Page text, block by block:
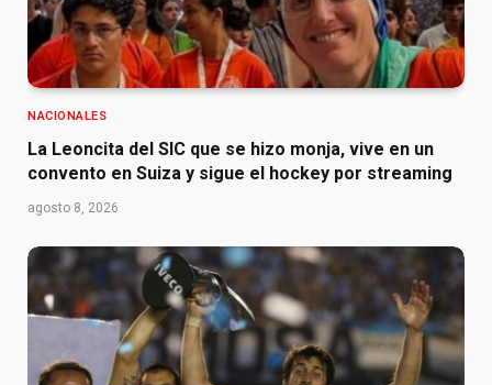
NACIONALES
La Leoncita del SIC que se hizo monja, vive en un
convento en Suiza y sigue el hockey por streaming
agosto 8, 2026